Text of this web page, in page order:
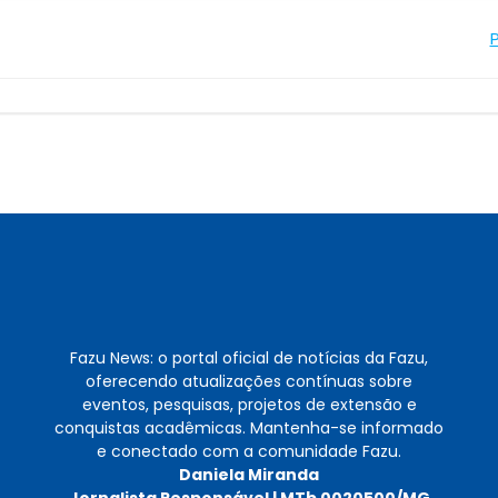
Fazu News: o portal oficial de notícias da Fazu,
oferecendo atualizações contínuas sobre
eventos, pesquisas, projetos de extensão e
conquistas acadêmicas. Mantenha-se informado
e conectado com a comunidade Fazu.
Daniela Miranda